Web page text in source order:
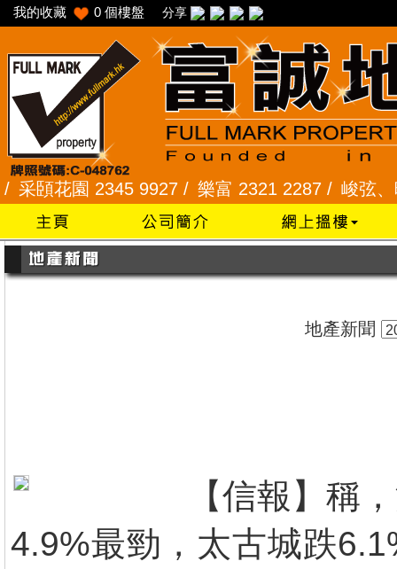
我的收藏 0 個樓盤 分享
花園 2345 9927 /樂富 2321 2287 /峻弦、曉
地產新聞
【信報】稱
4.9%最勁，太古城跌